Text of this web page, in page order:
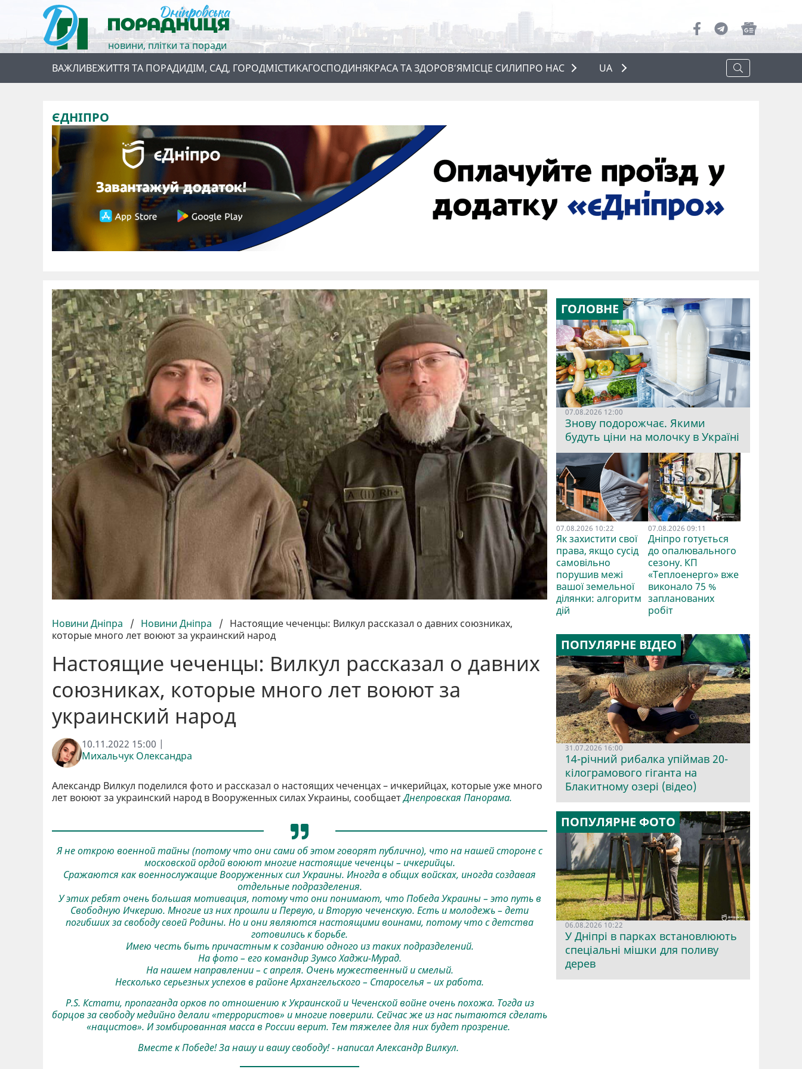
новини, плітки та поради
ВАЖЛИВЕЖИТТЯ ТА ПОРАДИДІМ, САД, ГОРОДМІСТИКАГОСПОДИНЯКРАСА ТА ЗДОРОВ’ЯМІСЦЕ СИЛИПРО НАС
ПРО НАС
UA
ЄДНІПРО
Новини Дніпра / Новини Дніпра / Настоящие чеченцы: Вилкул рассказал о давних союзниках,
которые много лет воюют за украинский народ
Настоящие чеченцы: Вилкул рассказал о давних
союзниках, которые много лет воюют за
украинский народ
10.11.2022 15:00 |
Михальчук Олександра
Александр Вилкул поделился фото и рассказал о настоящих чеченцах – ичкерийцах, которые уже много
лет воюют за украинский народ в Вооруженных силах Украины, сообщаетДнепровская Панорама.
Я не открою военной тайны (потому что они сами об этом говорят публично), что на нашей стороне с
московской ордой воюют многие настоящие чеченцы – ичкерийцы.
Сражаются как военнослужащие Вооруженных сил Украины. Иногда в общих войсках, иногда создавая
отдельные подразделения.
У этих ребят очень большая мотивация, потому что они понимают, что Победа Украины – это путь в
Свободную Ичкерию. Многие из них прошли и Первую, и Вторую чеченскую. Есть и молодежь – дети
погибших за свободу своей Родины. Но и они являются настоящими воинами, потому что с детства
готовились к борьбе.
Имею честь быть причастным к созданию одного из таких подразделений.
На фото – его командир Зумсо Хаджи-Мурад.
На нашем направлении – с апреля. Очень мужественный и смелый.
Несколько серьезных успехов в районе Архангельского – Староселья – их работа.
P.S. Кстати, пропаганда орков по отношению к Украинской и Чеченской войне очень похожа. Тогда из
борцов за свободу медийно делали «террористов» и многие поверили. Сейчас же из нас пытаются сделать
«нацистов». И зомбированная масса в России верит. Тем тяжелее для них будет прозрение.
Вместе к Победе! За нашу и вашу свободу! - написал Александр Вилкул.
ГОЛОВНЕ
07.08.2026 12:00
Знову подорожчає. Якими
будуть ціни на молочку в Україні
07.08.2026 10:22
Як захистити свої
права, якщо сусід
самовільно
порушив межі
вашої земельної
ділянки: алгоритм
дій
07.08.2026 09:11
Дніпро готується
до опалювального
сезону. КП
«Теплоенерго» вже
виконало 75 %
запланованих
робіт
ПОПУЛЯРНЕ ВІДЕО
31.07.2026 16:00
14-річний рибалка упіймав 20-
кілограмового гіганта на
Блакитному озері (відео)
ПОПУЛЯРНЕ ФОТО
06.08.2026 10:22
У Дніпрі в парках встановлюють
спеціальні мішки для поливу
дерев